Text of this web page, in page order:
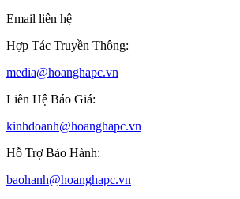
Email liên hệ
Hợp Tác Truyền Thông:
media@hoanghapc.vn
Liên Hệ Báo Giá:
kinhdoanh@hoanghapc.vn
Hỗ Trợ Bảo Hành:
baohanh@hoanghapc.vn